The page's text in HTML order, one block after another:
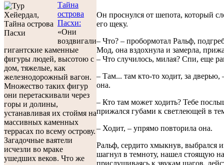
Тайна
острова
Пасхи:
«Они
воздвигали
гигантские каменные
фигуры людей, высотою с
дом, тяжелые, как
железнодорожный вагон.
Множество таких фигур
они перетаскивали через
горы и долины,
устанавливая их стоймя на
массивных каменных
террасах по всему острову.
Загадочные ваятели
исчезли во мраке
ушедших веков. Что же
Он проснулся от шепота, который
его щеку.
– Что? – пробормотал Ральф,
Мод, она вздохнула и замерла,
– Что случилось, милая? Спи, еще
– Там... там кто-то ходит, за дверью,
она.
– Кто там может ходить? Тебе
прижался губами к светлеющей в
– Ходит, – упрямо повторила она.
Ральф, сердито хмыкнув, выбрался
шагнул в темноту, нашел стоящую на